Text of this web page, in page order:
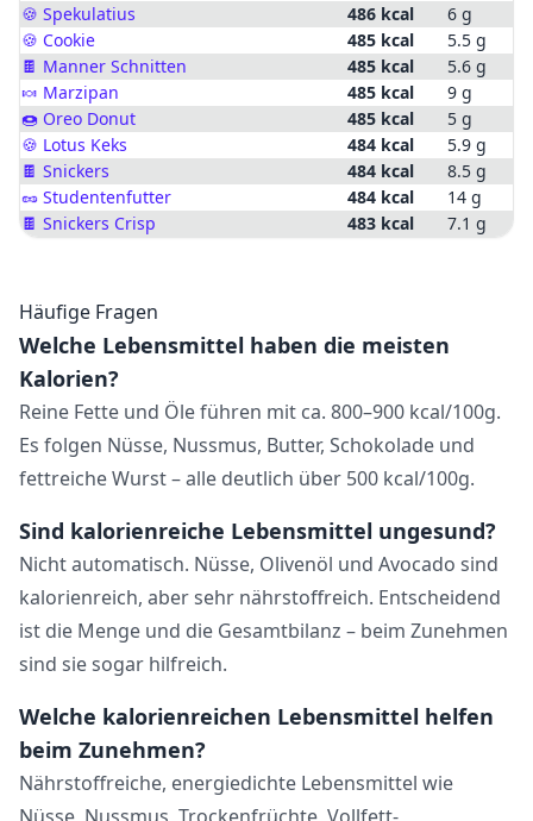
🍪 Spekulatius 486 kcal
6 g
🍪 Cookie 485 kcal
5.5 g
🍫 Manner Schnitten 485 kcal
5.6 g
🍬 Marzipan 485 kcal
9 g
🍩 Oreo Donut 485 kcal
5 g
🍪 Lotus Keks 484 kcal
5.9 g
🍫 Snickers 484 kcal
8.5 g
🥜 Studentenfutter 484 kcal
14 g
🍫 Snickers Crisp 483 kcal 7.1 g
Häufige Fragen
Welche Lebensmittel haben die meisten
Kalorien?
Reine Fette und Öle führen mit ca. 800–900 kcal/100g.
Es folgen Nüsse, Nussmus, Butter, Schokolade und
fettreiche Wurst – alle deutlich über 500 kcal/100g.
Sind kalorienreiche Lebensmittel ungesund?
Nicht automatisch. Nüsse, Olivenöl und Avocado sind
kalorienreich, aber sehr nährstoffreich. Entscheidend
ist die Menge und die Gesamtbilanz – beim Zunehmen
sind sie sogar hilfreich.
Welche kalorienreichen Lebensmittel helfen
beim Zunehmen?
Nährstoffreiche, energiedichte Lebensmittel wie